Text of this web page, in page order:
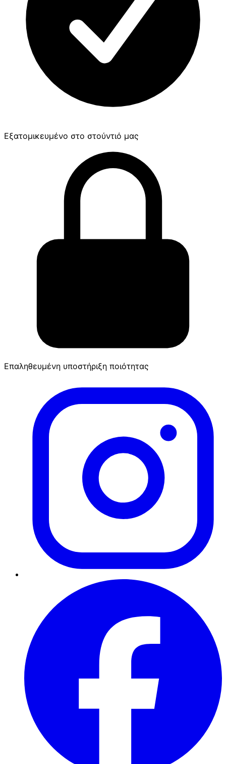
Εξατομικευμένο στο στούντιό μας
Επαληθευμένη υποστήριξη ποιότητας